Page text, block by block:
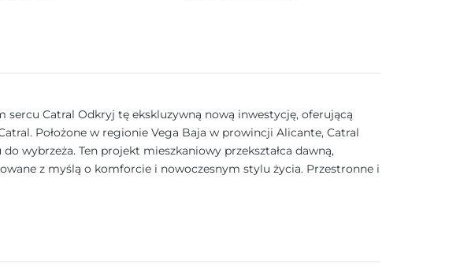
Catral Odkryj tę ekskluzywną nową inwestycję, oferującą
Położone w regionie Vega Baja w prowincji Alicante, Catral
wybrzeża. Ten projekt mieszkaniowy przekształca dawną,
z myślą o komforcie i nowoczesnym stylu życia. Przestronne i
powierzchni 94 m2, obejmujący otwartą część dzienną i jadalnię
obejmuje jedną sypialnię i dodatkowy pokój biurowy, który
najwyższej jakości i wyposażone w: Elektryczne rolety